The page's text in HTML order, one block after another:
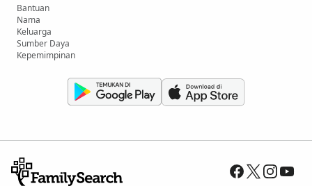
Bantuan
Nama
Keluarga
Sumber Daya
Kepemimpinan